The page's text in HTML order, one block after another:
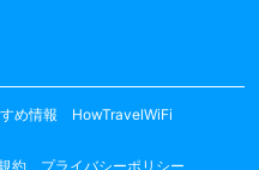
め情報 HowTravelWiFi
約 プライバシーポリシー